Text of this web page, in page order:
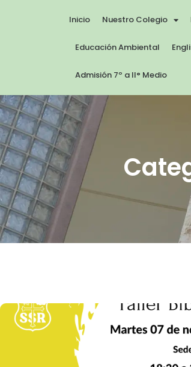
Inicio Nuestro Colegio
Educación Ambiental
Admisión 7º a II° Medio